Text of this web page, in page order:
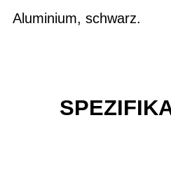
Aluminium, schwarz.